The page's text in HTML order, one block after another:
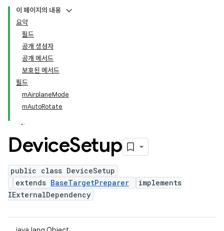
이 페이지의 내용
요약
필드
공개 생성자
공개 메서드
보호된 메서드
필드
mAirplaneMode
mAutoRotate
DeviceSetup
public class DeviceSetup
extends BaseTargetPreparer
implements
IExternalDependency